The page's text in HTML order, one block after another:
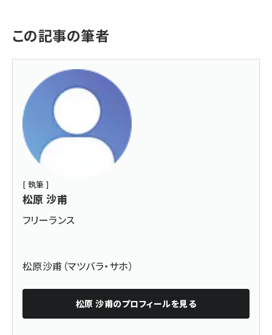
この記事の筆者
[ 執筆 ]
松原 沙甫
フリーランス
松原沙甫（マツバラ・サホ）
松原 沙甫のプロフィールを見る